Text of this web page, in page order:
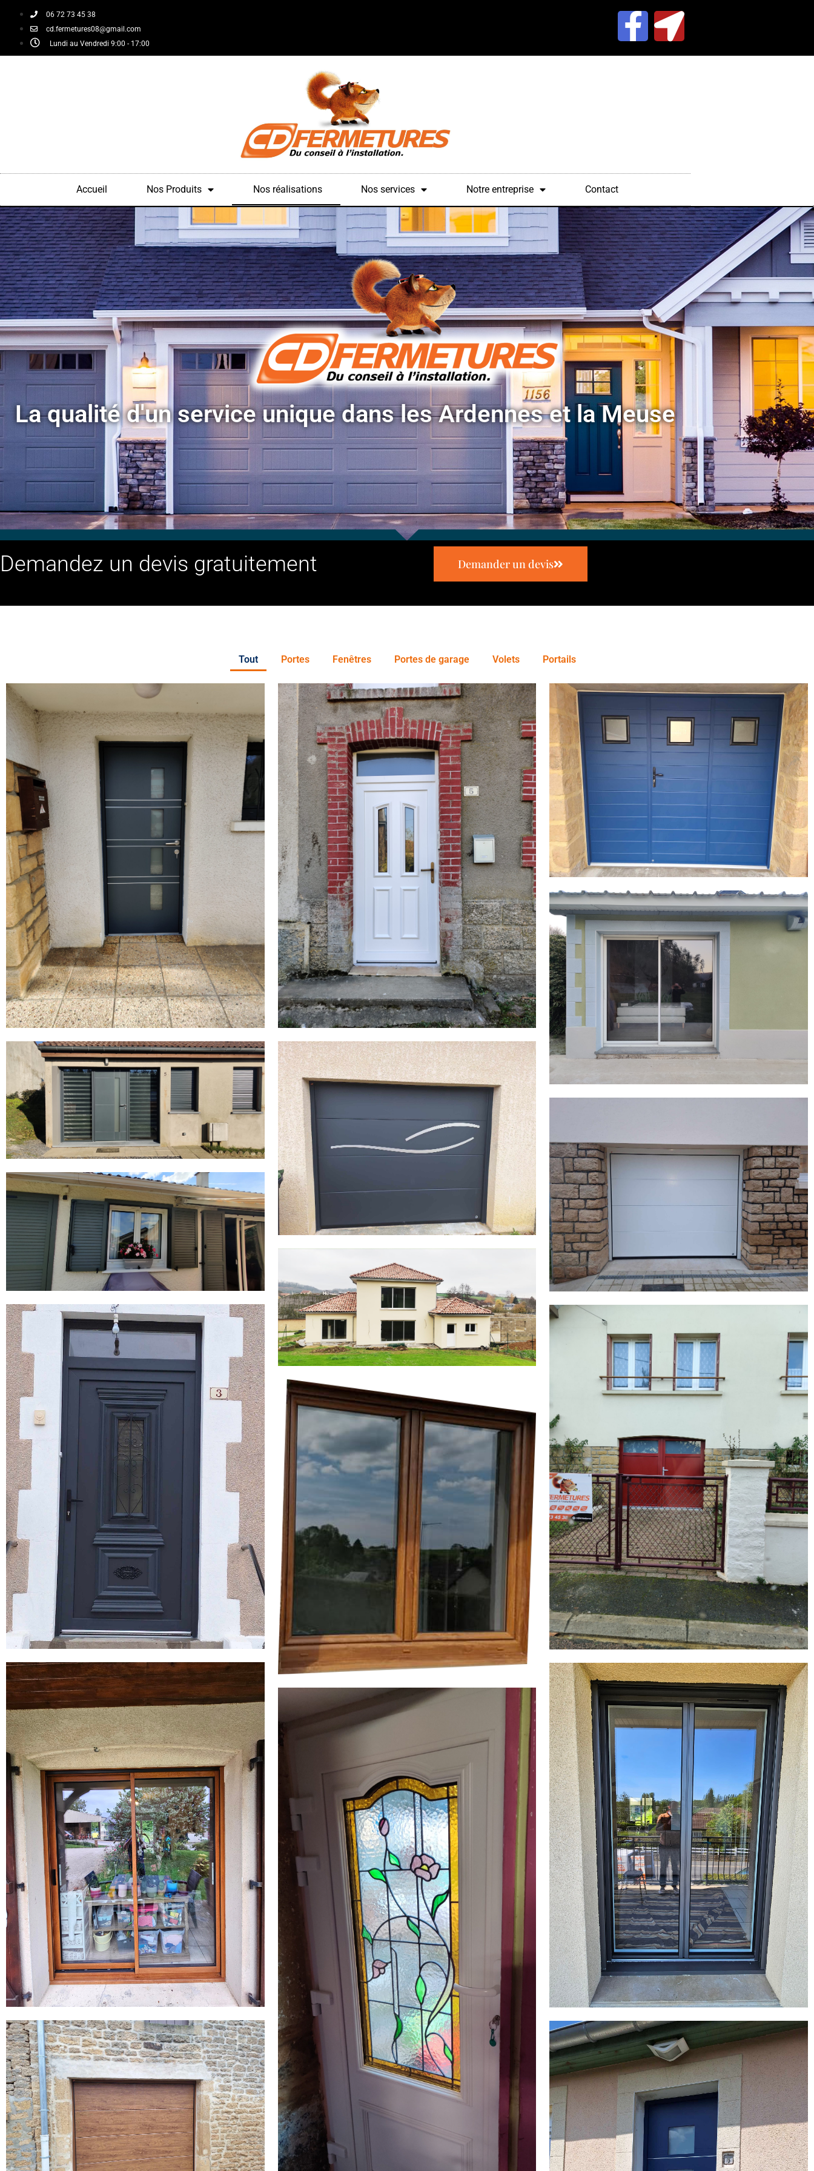
06 72 73 45 38
cd.fermetures08@gmail.com
Lundi au Vendredi 9:00 - 17:00
Accueil Nos Produits Nos réalisations Nos services Notre entreprise Contact
La qualité d'un service unique dans les Ardennes et la Meuse
Demandez un devis gratuitement Demander un devis
Tout Portes Fenêtres Portes de garage Volets Portails